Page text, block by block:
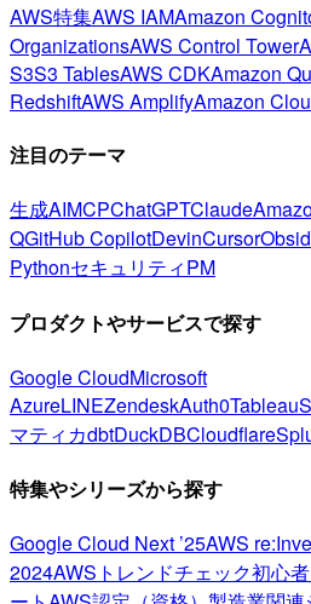
AWS特集AWS IAMAmazon
OrganizationsAWS Control Tower
S3S3 TablesAWS CDKAmazon
RedshiftAWS AmplifyAmazon
注目のテーマ
生成AIMCPChatGPTClaude
QGitHub CopilotDevinCursor
PythonセキュリティPM
プロダクトやサービスで探す
Google CloudMicrosoft
AzureLINEZendeskAuth0Tableau
マティカdbtDuckDBCloudflare
特集やシリーズから探す
Google Cloud Next ’25AWS
2024AWSトレンドチェック初心